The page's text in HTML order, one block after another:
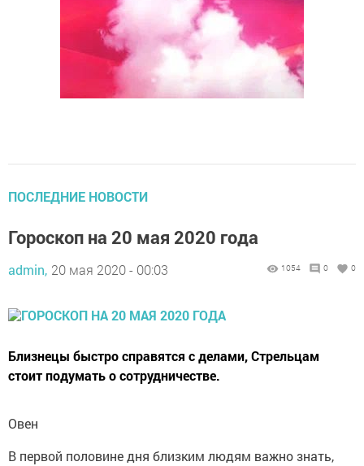
ПОСЛЕДНИЕ НОВОСТИ
Гороскоп на 20 мая 2020 года
admin, 20 мая 2020 - 00:03 1054 0 0
Близнецы быстро справятся с делами, Стрельцам
стоит подумать о сотрудничестве.
Овен
В первой половине дня близким людям важно знать,